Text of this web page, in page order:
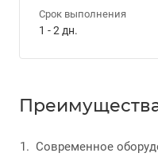
Срок выполнения
1 - 2 дн.
Современное